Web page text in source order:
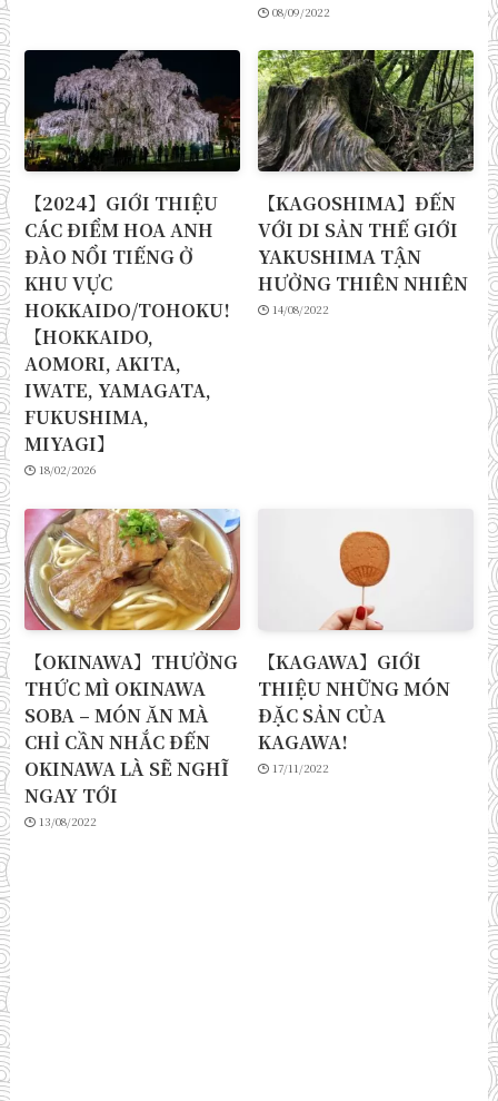
08/09/2022
【2024】GIỚI THIỆU
CÁC ĐIỂM HOA ANH
ĐÀO NỔI TIẾNG Ở
KHU VỰC
HOKKAIDO/TOHOKU!
【HOKKAIDO,
AOMORI, AKITA,
IWATE, YAMAGATA,
FUKUSHIMA,
MIYAGI】
18/02/2026
【KAGOSHIMA】ĐẾN
VỚI DI SẢN THẾ GIỚI
YAKUSHIMA TẬN
HƯỞNG THIÊN NHIÊN
14/08/2022
【OKINAWA】THƯỞNG
THỨC MÌ OKINAWA
SOBA – MÓN ĂN MÀ
CHỈ CẦN NHẮC ĐẾN
OKINAWA LÀ SẼ NGHĨ
NGAY TỚI
13/08/2022
【KAGAWA】GIỚI
THIỆU NHỮNG MÓN
ĐẶC SẢN CỦA
KAGAWA!
17/11/2022